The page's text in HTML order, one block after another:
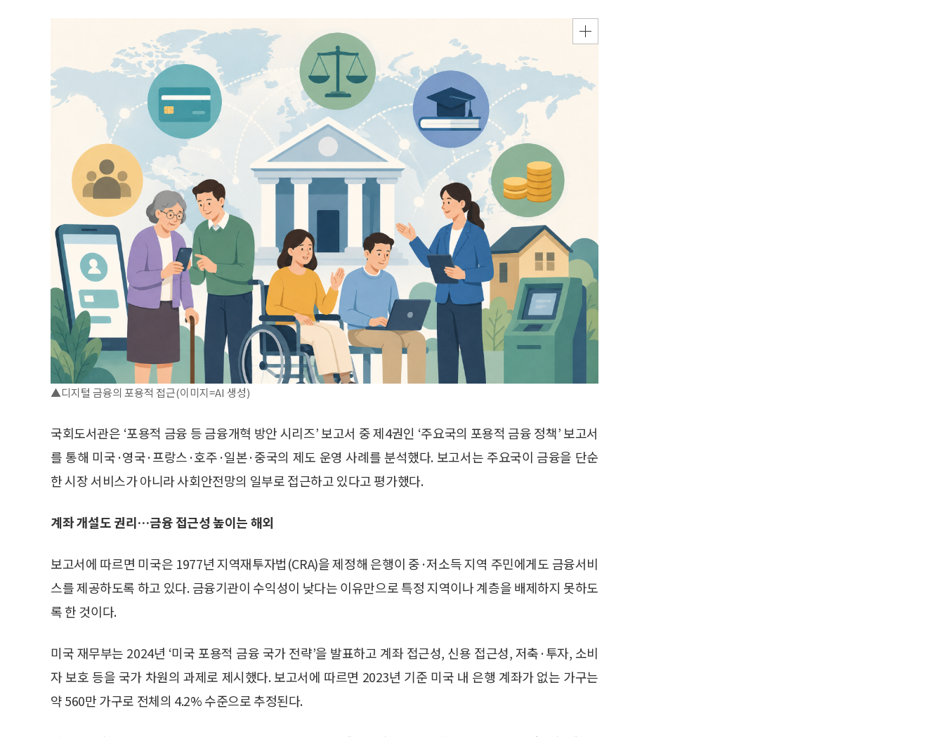
▲디지털 금융의 포용적 접근(이미지=AI 생성)
국회도서관은 ‘포용적 금융 등 금융개혁 방안 시리즈’ 보고서 중 제4권인 ‘주요국의 포용적 금융 정책’ 보고서
를 통해 미국·영국·프랑스·호주·일본·중국의 제도 운영 사례를 분석했다. 보고서는 주요국이 금융을 단순
한 시장 서비스가 아니라 사회안전망의 일부로 접근하고 있다고 평가했다.
계좌 개설도 권리…금융 접근성 높이는 해외
보고서에 따르면 미국은 1977년 지역재투자법(CRA)을 제정해 은행이 중·저소득 지역 주민에게도 금융서비
스를 제공하도록 하고 있다. 금융기관이 수익성이 낮다는 이유만으로 특정 지역이나 계층을 배제하지 못하도
록 한 것이다.
미국 재무부는 2024년 ‘미국 포용적 금융 국가 전략’을 발표하고 계좌 접근성, 신용 접근성, 저축·투자, 소비
자 보호 등을 국가 차원의 과제로 제시했다. 보고서에 따르면 2023년 기준 미국 내 은행 계좌가 없는 가구는
약 560만 가구로 전체의 4.2% 수준으로 추정된다.